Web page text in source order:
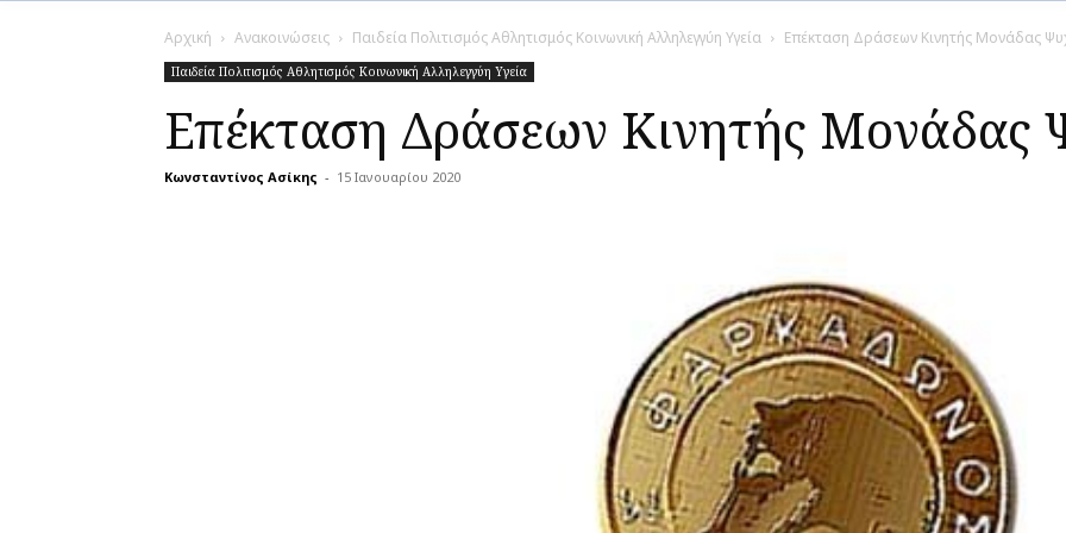
Αρχική Ανακοινώσεις Παιδεία Πολιτισμός Αθλητισμός Κοινωνική Αλληλεγγύη Υγεία Επέκταση Δράσεων Κινητής Μονάδας
Παιδεία Πολιτισμός Αθλητισμός Κοινωνική Αλληλεγγύη Υγεία
Επέκταση Δράσεων Κινητής Μονάδας
Κωνσταντίνος Ασίκης - 15 Ιανουαρίου 2020